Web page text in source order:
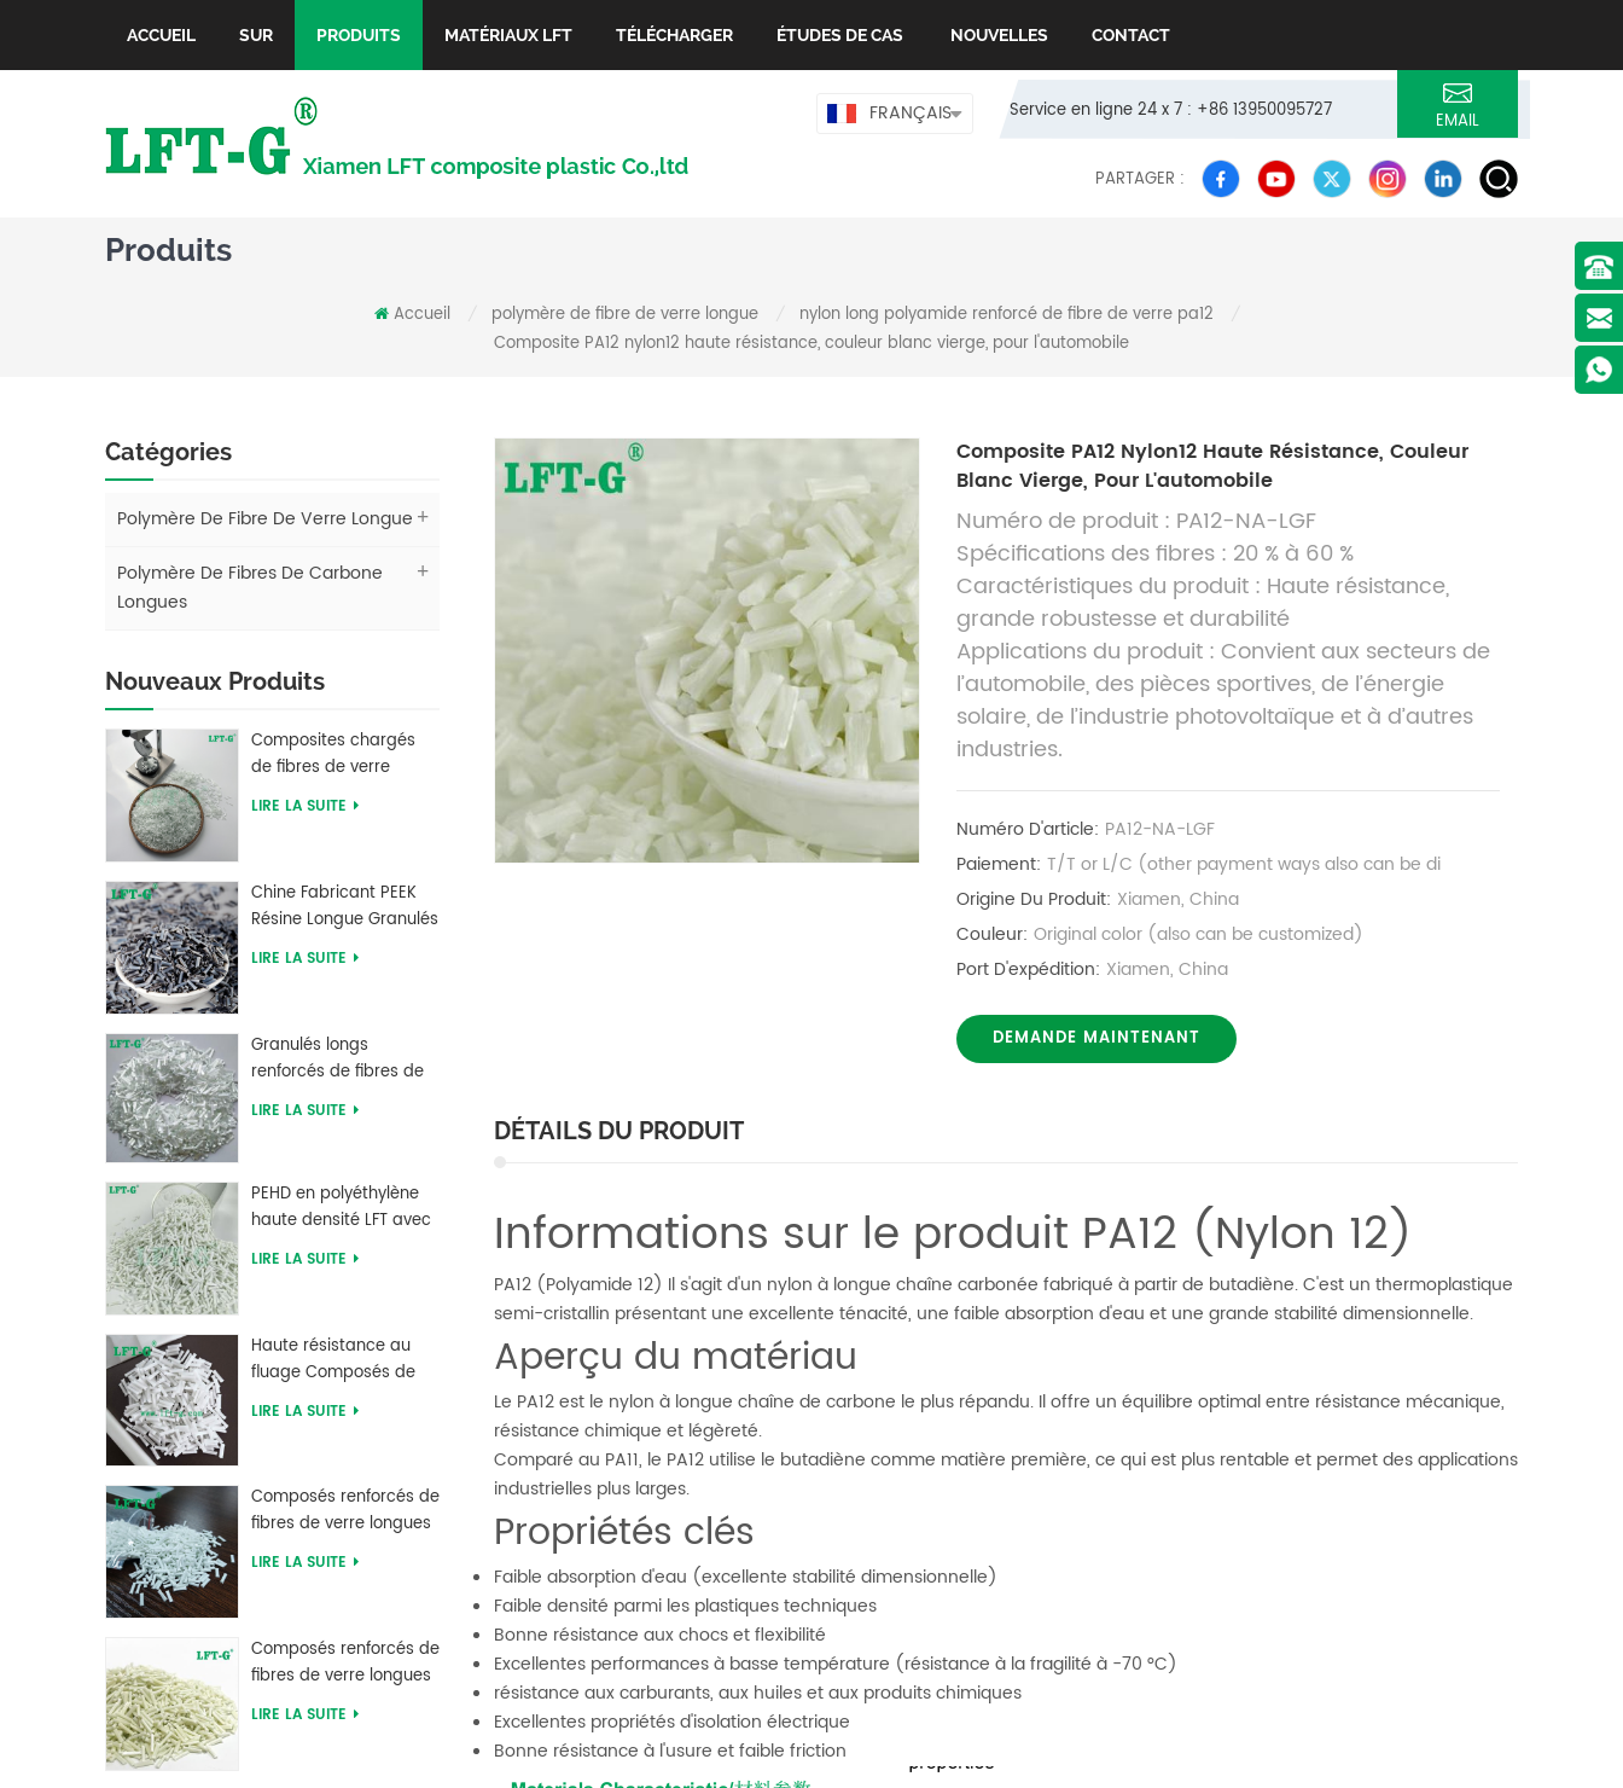
ACCUEIL SUR PRODUITS MATÉRIAUX LFT TÉLÉCHARGER ÉTUDES DE CAS NOUVELLES CONTACT
Service en ligne 24 x 7 : +86 13950095727 EMAIL
FRANÇAIS
PARTAGER :
Produits
Accueil polymère de fibre de verre longue nylon long polyamide renforcé de fibre de verre pa12
Composite PA12 nylon12 haute résistance, couleur blanc vierge, pour l'automobile
Catégories
Polymère De Fibre De Verre Longue
Polymère De Fibres De Carbone
Longues
Nouveaux Produits
Composites chargés
de fibres de verre
longues en
LIRE LA SUITE
Chine Fabricant PEEK
Résine Longue Granulés
Renforcés De Fibres De
LIRE LA SUITE
Granulés longs
renforcés de fibres de
verre PLA à acide
LIRE LA SUITE
PEHD en polyéthylène
haute densité LFT avec
longue fibre de verre
LIRE LA SUITE
Haute résistance au
fluage Composés de
fibres de verre longues
LIRE LA SUITE
Composés renforcés de
fibres de verre longues
en polybutylène
LIRE LA SUITE
Composés renforcés de
fibres de verre longues
en polyphtalamide PPA
LIRE LA SUITE
Composite PA12 Nylon12 Haute Résistance, Couleur
Blanc Vierge, Pour L'automobile
Numéro de produit : PA12-NA-LGF
Spécifications des fibres : 20 % à 60 %
Caractéristiques du produit : Haute résistance,
grande robustesse et durabilité
Applications du produit : Convient aux secteurs de
l’automobile, des pièces sportives, de l’énergie
solaire, de l’industrie photovoltaïque et à d’autres
industries.
Numéro D'article: PA12-NA-LGF
Paiement: T/T or L/C (other payment ways also can be di
Origine Du Produit: Xiamen, China
Couleur: Original color (also can be customized)
Port D'expédition: Xiamen, China
DEMANDE MAINTENANT
DÉTAILS DU PRODUIT
Informations sur le produit PA12 (Nylon 12)
PA12 (Polyamide 12) Il s'agit d'un nylon à longue chaîne carbonée fabriqué à partir de butadiène. C'est un thermoplastique
semi-cristallin présentant une excellente ténacité, une faible absorption d'eau et une grande stabilité dimensionnelle.
Aperçu du matériau
Le PA12 est le nylon à longue chaîne de carbone le plus répandu. Il offre un équilibre optimal entre résistance mécanique,
résistance chimique et légèreté.
Comparé au PA11, le PA12 utilise le butadiène comme matière première, ce qui est plus rentable et permet des applications
industrielles plus larges.
Propriétés clés
Faible absorption d'eau (excellente stabilité dimensionnelle)
Faible densité parmi les plastiques techniques
Bonne résistance aux chocs et flexibilité
Excellentes performances à basse température (résistance à la fragilité à -70 °C)
résistance aux carburants, aux huiles et aux produits chimiques
Excellentes propriétés d'isolation électrique
Bonne résistance à l'usure et faible friction